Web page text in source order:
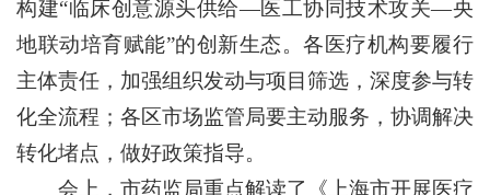
构建“临床创意源头供给—医工协同技术攻关—央
地联动培育赋能”的创新生态。各医疗机构要履行
主体责任，加强组织发动与项目筛选，深度参与转
化全流程；各区市场监管局要主动服务，协调解决
转化堵点，做好政策指导。
会上，市药监局重点解读了《上海市开展医疗